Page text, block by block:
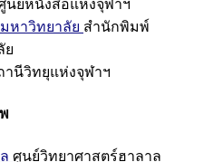
นย์หนังสือแห่งจุฬาฯ
หาวิทยาลัย สำนักพิมพ์
ย
านีวิทยุแห่งจุฬาฯ
ศูนย์วิทยาศาสตร์ฮาลาล